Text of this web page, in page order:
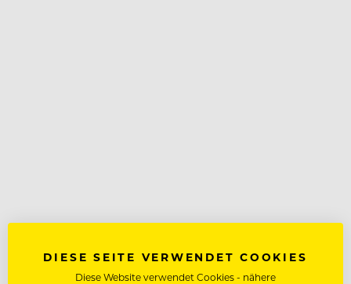
DIESE SEITE VERWENDET COOKIES
Diese Website verwendet Cookies - nähere